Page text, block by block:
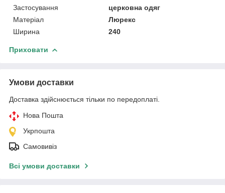
Застосування
церковна одяг
Матеріал
Люрекс
Ширина
240
Приховати
Умови доставки
Доставка здійснюється тільки по передоплаті.
Нова Пошта
Укрпошта
Самовивіз
Всі умови доставки